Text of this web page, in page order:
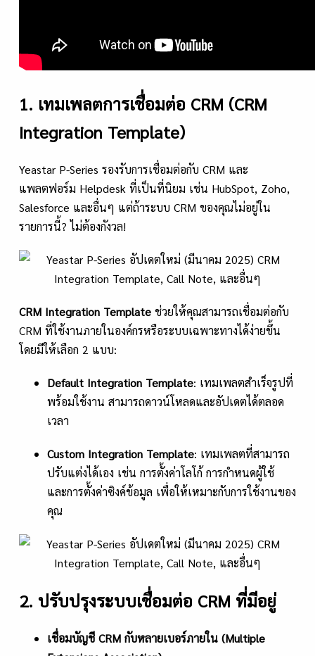
1. เทมเพลตการเชื่อมต่อ CRM (CRM
Integration Template)
Yeastar P-Series รองรับการเชื่อมต่อกับ CRM และ
แพลตฟอร์ม Helpdesk ที่เป็นที่นิยม เช่น HubSpot, Zoho,
Salesforce และอื่นๆ แต่ถ้าระบบ CRM ของคุณไม่อยู่ใน
รายการนี้? ไม่ต้องกังวล!
CRM Integration Template ช่วยให้คุณสามารถเชื่อมต่อกับ
CRM ที่ใช้งานภายในองค์กรหรือระบบเฉพาะทางได้ง่ายขึ้น
โดยมีให้เลือก 2 แบบ:
Default Integration Template: เทมเพลตสำเร็จรูปที่
พร้อมใช้งาน สามารถดาวน์โหลดและอัปเดตได้ตลอด
เวลา
Custom Integration Template: เทมเพลตที่สามารถ
ปรับแต่งได้เอง เช่น การตั้งค่าโลโก้ การกำหนดผู้ใช้
และการตั้งค่าซิงค์ข้อมูล เพื่อให้เหมาะกับการใช้งานของ
คุณ
2. ปรับปรุงระบบเชื่อมต่อ CRM ที่มีอยู่
เชื่อมบัญชีCRM กับหลายเบอร์ภายใน (Multiple